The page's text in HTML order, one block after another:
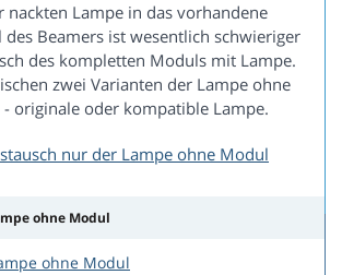
nackten Lampe in das vorhandene
Beamers ist wesentlich schwieriger
des kompletten Moduls mit Lampe.
zwei Varianten der Lampe ohne
originale oder kompatible Lampe.
nur der Lampe ohne Modul
ohne Modul
ohne Modul